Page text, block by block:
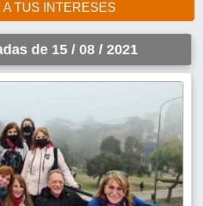
A TUS INTERESES
de 15 / 08 / 2021